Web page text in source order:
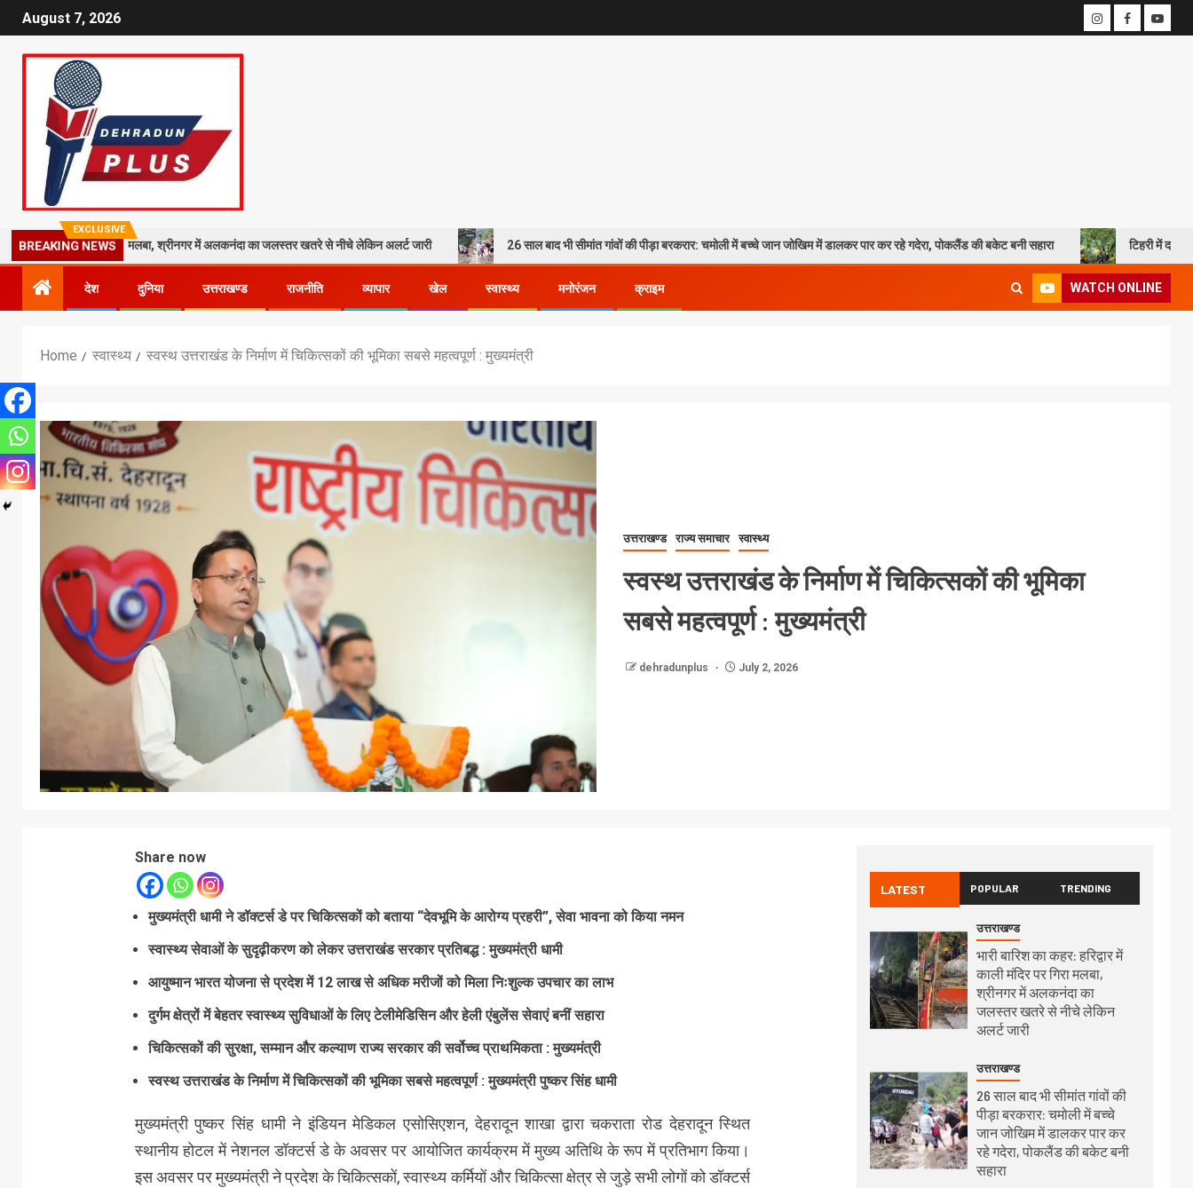
August 7, 2026
EXCLUSIVE
BREAKING NEWS
पर गिरा मलबा, श्रीनगर में अलकनंदा का जलस्तर खतरे से नीचे लेकिन अलर्ट जारी 26 साल बाद भी सीमांत गांवों की पीड़ा बरकरार: चमोली में बच्चे जान जोखिम में डालकर पार कर रहे गदेरा, पोकलैंड की बकेट बनी सहारा टिहरी में दर्दनाक हादसा: 250
देश दुनिया उत्तराखण्ड राजनीति व्यापार खेल स्वास्थ्य मनोरंजन क्राइम WATCH ONLINE
Home स्वास्थ्य स्वस्थ उत्तराखंड के निर्माण में चिकित्सकों की भूमिका सबसे महत्वपूर्ण : मुख्यमंत्री
उत्तराखण्ड राज्य समाचार स्वास्थ्य
स्वस्थ उत्तराखंड के निर्माण में चिकित्सकों की भूमिका
सबसे महत्वपूर्ण : मुख्यमंत्री
dehradunplus July 2, 2026
Share now
मुख्यमंत्री धामी ने डॉक्टर्स डे पर चिकित्सकों को बताया “देवभूमि के आरोग्य प्रहरी”, सेवा भावना को किया नमन
स्वास्थ्य सेवाओं के सुदृढ़ीकरण को लेकर उत्तराखंड सरकार प्रतिबद्ध : मुख्यमंत्री धामी
आयुष्मान भारत योजना से प्रदेश में 12 लाख से अधिक मरीजों को मिला निःशुल्क उपचार का लाभ
दुर्गम क्षेत्रों में बेहतर स्वास्थ्य सुविधाओं के लिए टेलीमेडिसिन और हेली एंबुलेंस सेवाएं बनीं सहारा
चिकित्सकों की सुरक्षा, सम्मान और कल्याण राज्य सरकार की सर्वोच्च प्राथमिकता : मुख्यमंत्री
स्वस्थ उत्तराखंड के निर्माण में चिकित्सकों की भूमिका सबसे महत्वपूर्ण : मुख्यमंत्री पुष्कर सिंह धामी
मुख्यमंत्री पुष्कर सिंह धामी ने इंडियन मेडिकल एसोसिएशन, देहरादून शाखा द्वारा चकराता रोड देहरादून स्थित
स्थानीय होटल में नेशनल डॉक्टर्स डे के अवसर पर आयोजित कार्यक्रम में मुख्य अतिथि के रूप में प्रतिभाग किया।
इस अवसर पर मुख्यमंत्री ने प्रदेश के चिकित्सकों, स्वास्थ्य कर्मियों और चिकित्सा क्षेत्र से जुड़े सभी लोगों को डॉक्टर्स
LATEST POPULAR TRENDING
उत्तराखण्ड
भारी बारिश का कहर: हरिद्वार में
काली मंदिर पर गिरा मलबा,
श्रीनगर में अलकनंदा का
जलस्तर खतरे से नीचे लेकिन
अलर्ट जारी
उत्तराखण्ड
26 साल बाद भी सीमांत गांवों की
पीड़ा बरकरार: चमोली में बच्चे
जान जोखिम में डालकर पार कर
रहे गदेरा, पोकलैंड की बकेट बनी
सहारा